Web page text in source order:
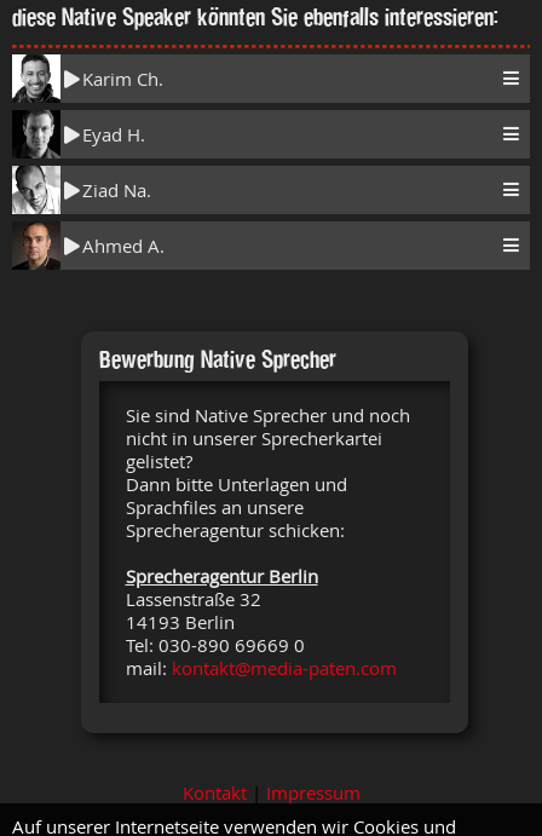
diese Native Speaker könnten Sie ebenfalls interessieren:
Karim Ch.
Eyad H.
Ziad Na.
Ahmed A.
Bewerbung Native Sprecher
Sie sind Native Sprecher und noch
nicht in unserer Sprecherkartei
gelistet?
Dann bitte Unterlagen und
Sprachfiles an unsere
Sprecheragentur schicken:
Sprecheragentur Berlin
Lassenstraße 32
14193 Berlin
Tel: 030-890 69669 0
mail: kontakt@media-paten.com
Kontakt| Impressum
Auf unserer Internetseite verwenden wir Cookies und